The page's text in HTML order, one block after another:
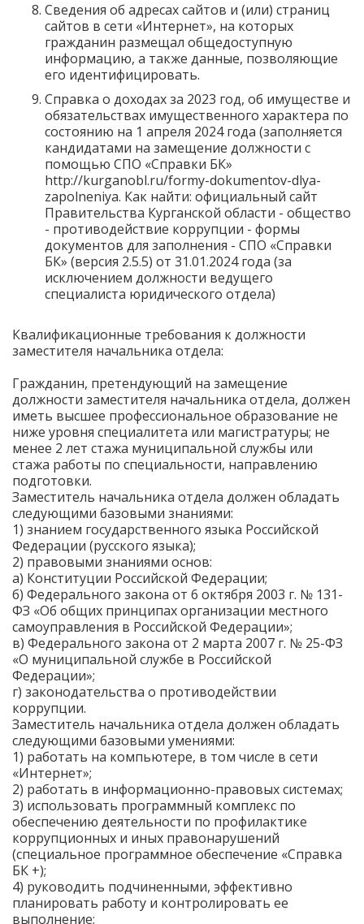
Сведения об адресах сайтов и (или) страниц
сайтов в сети «Интернет», на которых
гражданин размещал общедоступную
информацию, а также данные, позволяющие
его идентифицировать.
Справка о доходах за 2023 год, об имуществе и
обязательствах имущественного характера по
состоянию на 1 апреля 2024 года (заполняется
кандидатами на замещение должности с
помощью СПО «Справки БК»
http://kurganobl.ru/formy-dokumentov-dlya-
zapolneniya. Как найти: официальный сайт
Правительства Курганской области - общество
- противодействие коррупции - формы
документов для заполнения - СПО «Справки
БК» (версия 2.5.5) от 31.01.2024 года (за
исключением должности ведущего
специалиста юридического отдела)
Квалификационные требования к должности
заместителя начальника отдела:
Гражданин, претендующий на замещение
должности заместителя начальника отдела, должен
иметь высшее профессиональное образование не
ниже уровня специалитета или магистратуры; не
менее 2 лет стажа муниципальной службы или
стажа работы по специальности, направлению
подготовки.
Заместитель начальника отдела должен обладать
следующими базовыми знаниями:
1) знанием государственного языка Российской
Федерации (русского языка);
2) правовыми знаниями основ:
а) Конституции Российской Федерации;
б) Федерального закона от 6 октября 2003 г. № 131-
ФЗ «Об общих принципах организации местного
самоуправления в Российской Федерации»;
в) Федерального закона от 2 марта 2007 г. № 25-ФЗ
«О муниципальной службе в Российской
Федерации»;
г) законодательства о противодействии
коррупции.
Заместитель начальника отдела должен обладать
следующими базовыми умениями:
1) работать на компьютере, в том числе в сети
«Интернет»;
2) работать в информационно-правовых системах;
3) использовать программный комплекс по
обеспечению деятельности по профилактике
коррупционных и иных правонарушений
(специальное программное обеспечение «Справка
БК +);
4) руководить подчиненными, эффективно
планировать работу и контролировать ее
выполнение;